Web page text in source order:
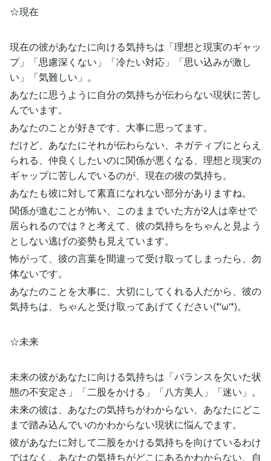
☆現在
現在の彼があなたに向ける気持ちは「理想と現実のギャッ
プ」「思慮深くない」「冷たい対応」「思い込みが激し
い」「気難しい」。
あなたに思うように自分の気持ちが伝わらない現状に苦し
んでいます。
あなたのことが好きです、大事に思ってます。
だけど、あなたにそれが伝わらない、ネガティブにとらえ
られる、仲良くしたいのに関係が悪くなる、理想と現実の
ギャップに苦しんでいるのが、現在の彼の気持ち。
あなたも彼に対して素直になれない部分がありますね。
関係が進むことが怖い、このままでいた方が2人は幸せで
居られるのでは？と考えて、彼の気持ちをちゃんと見よう
としない逃げの姿勢も見えています。
怖がって、彼の言葉を間違って受け取ってしまったら、勿
体ないです。
あなたのことを大事に、大切にしてくれる人だから、彼の
気持ちは、ちゃんと受け取ってあげてください(*'ω'*)。
☆未来
未来の彼があなたに向ける気持ちは「バランスを欠いた状
態の不安定さ」「二股をかける」「八方美人」「迷い」。
未来の彼は、あなたの気持ちがわからない、あなたにどこ
まで踏み込んでいのかわからない現状に悩んでます。
彼があなたに対して二股をかける気持ちを向けているわけ
ではなく、あなたの気持ちがどこにあるかわからない、自